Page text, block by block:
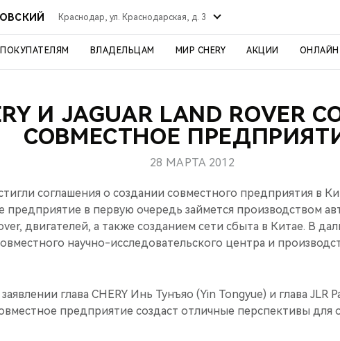
Краснодар, ул. Краснодарская, д. 3
ПОКУПАТЕЛЯМ ВЛАДЕЛЬЦАМ МИР CHERY АКЦИИ ОНЛАЙН
И JAGUAR LAND ROVER
СОВМЕСТНОЕ
28 МАРТА 2012
соглашения о создании совместного предприятия в
предприятие в первую очередь займется производством
двигателей, а также созданием сети сбыта в Китае. В
научно-исследовательского центра и
глава CHERY Инь Тунъяо (Yin Tongyue) и глава JLR
предприятие создаст отличные перспективы для